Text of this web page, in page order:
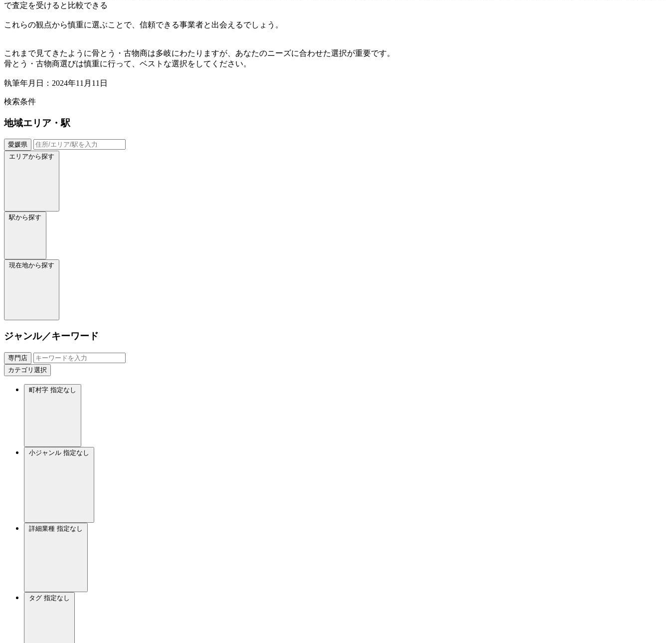
で査定を受けると比較できる
これらの観点から慎重に選ぶことで、信頼できる事業者と出会えるでしょう。
これまで見てきたように骨とう・古物商は多岐にわたりますが、あなたのニーズに合わせた選択が重要です。
骨とう・古物商選びは慎重に行って、ベストな選択をしてください。
執筆年月日：2024年11月11日
検索条件
地域エリア・駅
愛媛県
エリアから探す
駅から探す
現在地から探す
ジャンル／キーワード
専門店
カテゴリ選択
町村字 指定なし
小ジャンル 指定なし
詳細業種 指定なし
タグ 指定なし